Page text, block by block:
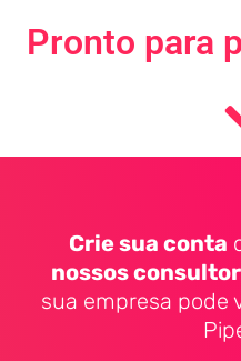
Pronto para
Crie sua conta
nossos
sua empresa pode